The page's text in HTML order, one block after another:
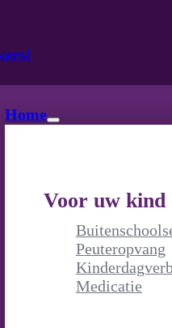
Home
Voor uw kind
Peuteropvang
Medicatie
Blijf op